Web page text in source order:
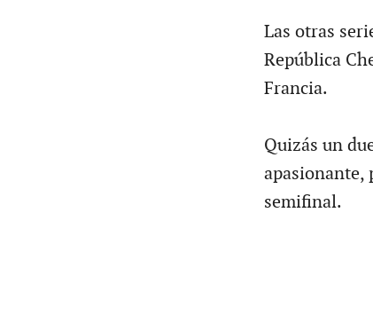
Las otras
República
Francia.
Quizás un
apasionante,
semifinal.